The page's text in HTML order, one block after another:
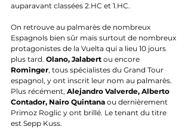
auparavant classées 2.HC et 1.HC.
On retrouve au palmarès de nombreux
Espagnols bien sûr mais surtout de nombreux
protagonistes de la Vuelta qui a lieu 10 jours
plus tard. Olano, Jalabert ou encore
Rominger, tous spécialistes du Grand Tour
espagnol, y ont inscrit leur nom au palmarès.
Plus récément, Alejandro Valverde, Alberto
Contador, Nairo Quintana ou dernièrement
Primoz Roglic y ont brillé. Le tenant du titre
est Sepp Kuss.